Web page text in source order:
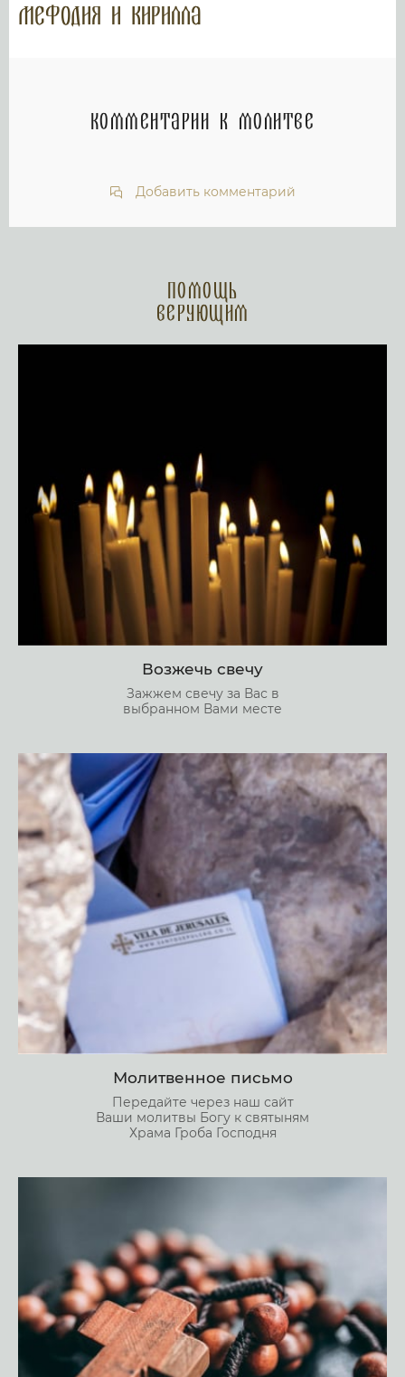
Мефодия и Кирилла
Комментарии к молитве
Добавить комментарий
Помощь
верующим
Возжечь свечу
Зажжем свечу за Вас в
выбранном Вами месте
Молитвенное письмо
Передайте через наш сайт
Ваши молитвы Богу к святыням
Храма Гроба Господня